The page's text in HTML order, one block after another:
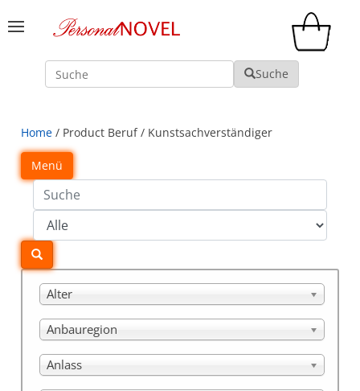
Suche Suche
Home / Product Beruf / Kunstsachverständiger
Menü
Alter
Anbauregion
Anlass